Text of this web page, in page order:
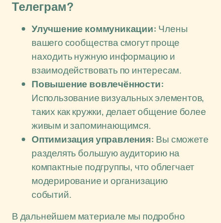
Телеграм?
Улучшение коммуникации: Члены
вашего сообщества смогут проще
находить нужную информацию и
взаимодействовать по интересам.
Повышение вовлечённости:
Использование визуальных элементов,
таких как кружки, делает общение более
живым и запоминающимся.
Оптимизация управления: Вы сможете
разделять большую аудиторию на
компактные подгруппы, что облегчает
модерирование и организацию
событий.
В дальнейшем материале мы подробно